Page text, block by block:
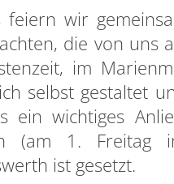
feiern wir
die von uns
im
selbst gestaltet
ein wichtiges
(am 1.
ist gesetzt.